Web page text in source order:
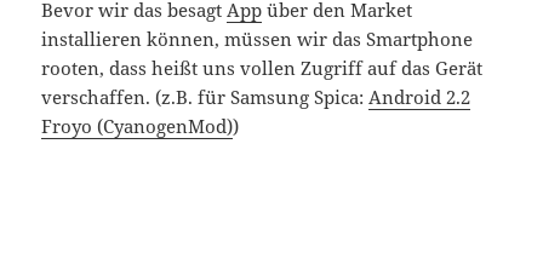
Bevor wir das besagt App über den Market
installieren können, müssen wir das Smartphone
rooten, dass heißt uns vollen Zugriff auf das Gerät
verschaffen. (z.B. für Samsung Spica: Android 2.2
Froyo (CyanogenMod))